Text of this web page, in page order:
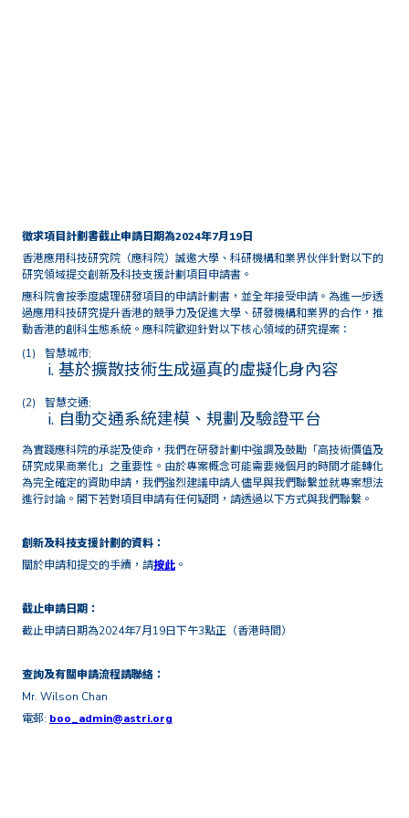
徵求項目計劃書截止申請日期為2024年7月19日
香港應用科技研究院（應科院）誠邀大學、科研機構和業界伙伴針對以下的
研究領域提交創新及科技支援計劃項目申請書。
應科院會按季度處理研發項目的申請計劃書，並全年接受申請。為進一步透
過應用科技研究提升香港的競爭力及促進大學、研發機構和業界的合作，推
動香港的創科生態系統。應科院歡迎針對以下核心領域的研究提案：
智慧城市;
基於擴散技術生成逼真的虛擬化身內容
智慧交通;
自動交通系統建模、規劃及驗證平台
為實踐應科院的承諾及使命，我們在硏發計劃中強調及鼓勵「高技術價值及
研究成果商業化」之重要性。由於專案概念可能需要幾個月的時間才能轉化
為完全確定的資助申請，我們強烈建議申請人儘早與我們聯繫並就專案想法
進行討論。閣下若對項目申請有任何疑問，請透過以下方式與我們聯繫。
創新及科技支援計劃的資料：
關於申請和提交的手續，請按此 。
截止申請日期：
截止申請日期為2024年7月19日下午3點正（香港時間）
查詢及有關申請流程請聯絡：
Mr. Wilson Chan
電郵: boo_admin@astri.org